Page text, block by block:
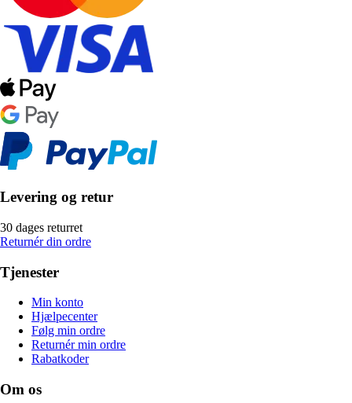
Levering og retur
30 dages returret
Returnér din ordre
Tjenester
Min konto
Hjælpecenter
Følg min ordre
Returnér min ordre
Rabatkoder
Om os